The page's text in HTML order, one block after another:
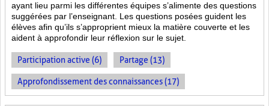
ayant lieu parmi les différentes équipes s’alimente des questions
suggérées par l’enseignant. Les questions posées guident les
élèves afin qu’ils s’approprient mieux la matière couverte et les
aident à approfondir leur réflexion sur le sujet.
Participation active (6) Partage (13)
Approfondissement des connaissances (17)